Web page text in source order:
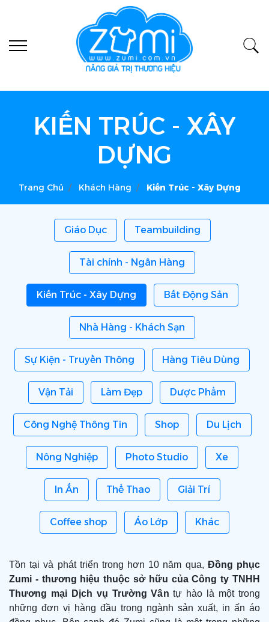
KIẾN TRÚC - XÂY
DỰNG
Trang Chủ Khách Hàng Kiến Trúc - Xây Dựng
Giáo Dục Teambuilding
Tài chính - Ngân Hàng
Kiến Trúc - Xây Dựng Bất Động Sản
Nhà Hàng - Khách Sạn
Sự Kiện - Truyền Thông Hàng Tiêu Dùng
Vận Tải Làm Đẹp Dược Phẩm
Công Nghệ Thông Tin Shop Du Lịch
Nông Nghiệp Photo Studio Xe
In Ấn Thể Thao Giải Trí
Coffee shop Áo Lớp Khác
Tồn tại và phát triển trong hơn 10 năm qua, Đồng phục
Zumi - thương hiệu thuộc sở hữu của Công ty TNHH
Thương mại Dịch vụ Trường Vân tự hào là một trong
những đơn vị hàng đầu trong ngành sản xuất, in ấn áo